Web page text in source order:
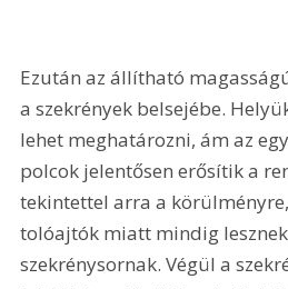
Ezután az állítható
a szekrények belsejébe.
lehet meghatározni, ám az
polcok jelentősen erősítik a
tekintettel arra a
tolóajtók miatt mindig
szekrénysornak. Végül a